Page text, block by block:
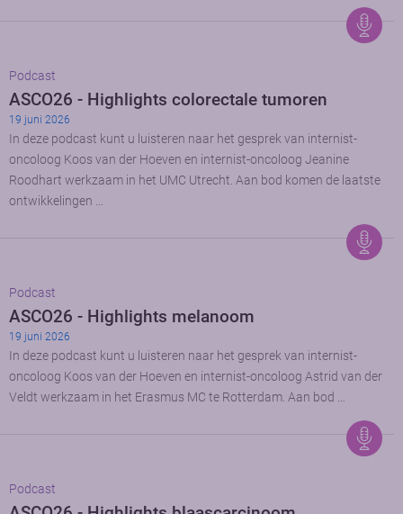
Podcast
ASCO26 - Highlights colorectale tumoren
19 juni 2026
In deze podcast kunt u luisteren naar het gesprek van internist-
oncoloog Koos van der Hoeven en internist-oncoloog Jeanine
Roodhart werkzaam in het UMC Utrecht. Aan bod komen de laatste
ontwikkelingen …
Podcast
ASCO26 - Highlights melanoom
19 juni 2026
In deze podcast kunt u luisteren naar het gesprek van internist-
oncoloog Koos van der Hoeven en internist-oncoloog Astrid van der
Veldt werkzaam in het Erasmus MC te Rotterdam. Aan bod …
Podcast